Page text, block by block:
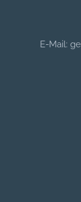
E-Mail: